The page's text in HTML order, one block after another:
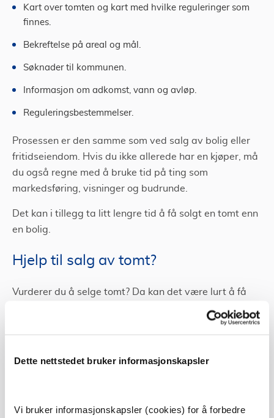
Dette nettstedet bruker informasjonskapsler
Vi bruker informasjonskapsler (cookies) for å forbedre
Kart over tomten og kart med hvilke reguleringer som
finnes.
Bekreftelse på areal og mål.
Søknader til kommunen.
Informasjon om adkomst, vann og avløp.
Reguleringsbestemmelser.
Prosessen er den samme som ved salg av bolig eller
fritidseiendom. Hvis du ikke allerede har en kjøper, må
du også regne med å bruke tid på ting som
markedsføring, visninger og budrunde.
Det kan i tillegg ta litt lengre tid å få solgt en tomt enn
en bolig.
Hjelp til salg av tomt?
Vurderer du å selge tomt? Da kan det være lurt å få
hjelp av en eiendomsmegler. Det er mye som skal
være på plass før salg av eiendom. Uansett om den er
For eksempel må du søke om å skille ut tomta om det
steder er man også strenge med tanke på fortetning